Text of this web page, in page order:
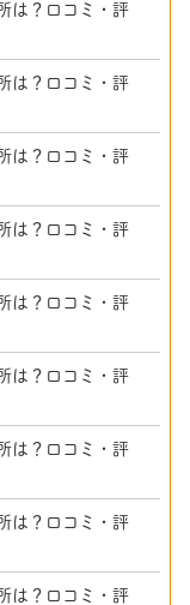
は？口コミ・評
は？口コミ・評
は？口コミ・評
は？口コミ・評
は？口コミ・評
は？口コミ・評
は？口コミ・評
は？口コミ・評
は？口コミ・評